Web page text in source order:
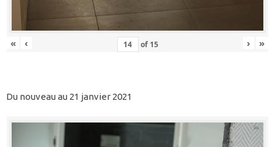
« ‹ of 15 › »
Du nouveau au 21 janvier 2021